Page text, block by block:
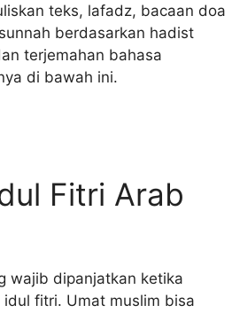
teks, lafadz, bacaan doa
berdasarkan hadist
terjemahan bahasa
di bawah ini.
Fitri Arab
wajib dipanjatkan ketika
fitri. Umat muslim bisa